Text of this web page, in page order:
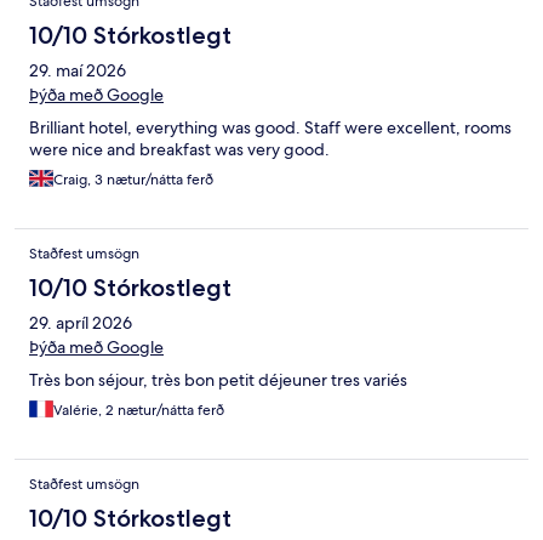
10/10 Stórkostlegt
29. maí 2026
Þýða með Google
Brilliant hotel, everything was good. Staff were excellent, rooms
were nice and breakfast was very good.
Craig, 3 nætur/nátta ferð
Staðfest umsögn
10/10 Stórkostlegt
29. apríl 2026
Þýða með Google
Très bon séjour, très bon petit déjeuner tres variés
Valérie, 2 nætur/nátta ferð
Staðfest umsögn
10/10 Stórkostlegt